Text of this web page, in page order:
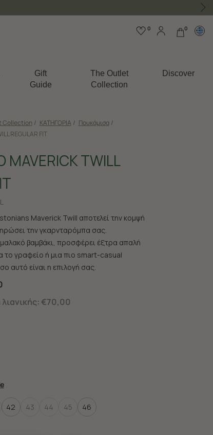
0 0
Gift
Guide
The Outlet
Collection
Discover
Collection / ΚΑΤΗΓΟΡΙΑ / Πουκάμισα /
REGULAR FIT
TWILL
Maverick Twill αποτελεί την κομψή
την γκαρνταρόμπα σας.
βαμβάκι, προσφέρει έξτρα απαλή
το γραφείο ή μια πιο smart-casual
αυτό είναι η επιλογή σας.
€70,00
42 43 44 45 46